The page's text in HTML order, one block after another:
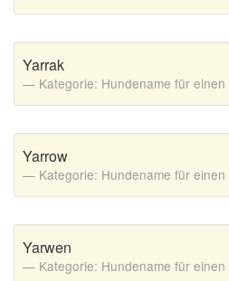
Yarrak
Kategorie: Hundename für einen
Yarrow
Kategorie: Hundename für einen
Yarwen
Kategorie: Hundename für einen